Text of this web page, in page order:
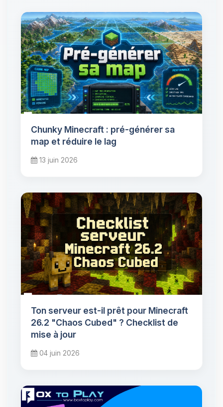
Chunky Minecraft : pré-générer sa
map et réduire le lag
13 juin 2026
Ton serveur est-il prêt pour Minecraft
26.2 "Chaos Cubed" ? Checklist de
mise à jour
04 juin 2026